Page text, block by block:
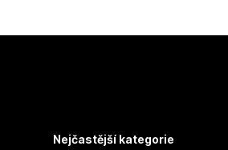
Nejčastější kategorie